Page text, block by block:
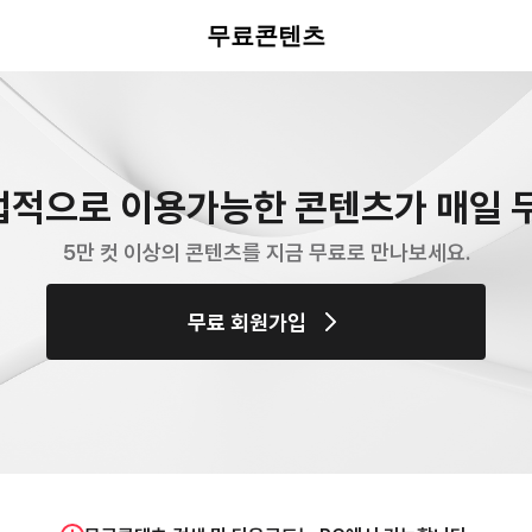
무료콘텐츠
적으로 이용가능한 콘텐츠가 매일
5만 컷 이상의 콘텐츠를 지금 무료로 만나보세요.
무료 회원가입